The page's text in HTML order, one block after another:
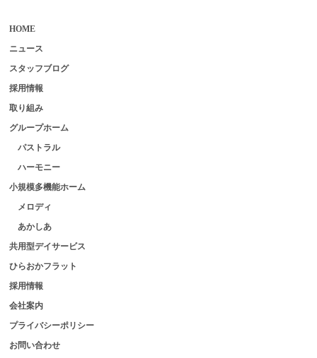
HOME
ニュース
スタッフブログ
採用情報
取り組み
グループホーム
パストラル
ハーモニー
小規模多機能ホーム
メロディ
あかしあ
共用型デイサービス
ひらおかフラット
採用情報
会社案内
プライバシーポリシー
お問い合わせ